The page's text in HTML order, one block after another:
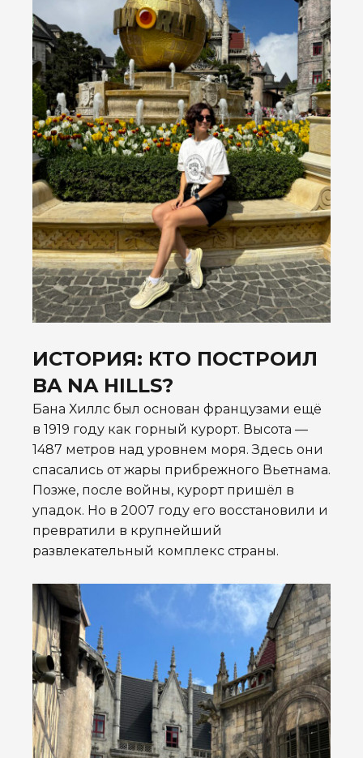
ИСТОРИЯ: КТО ПОСТРОИЛ
BA NA HILLS?
Бана Хиллс был основан французами ещё
в 1919 году как горный курорт. Высота —
1487 метров над уровнем моря. Здесь они
спасались от жары прибрежного Вьетнама.
Позже, после войны, курорт пришёл в
упадок. Но в 2007 году его восстановили и
превратили в крупнейший
развлекательный комплекс страны.